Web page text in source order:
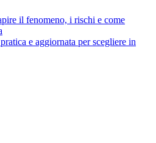
il fenomeno, i rischi e come
e aggiornata per scegliere in